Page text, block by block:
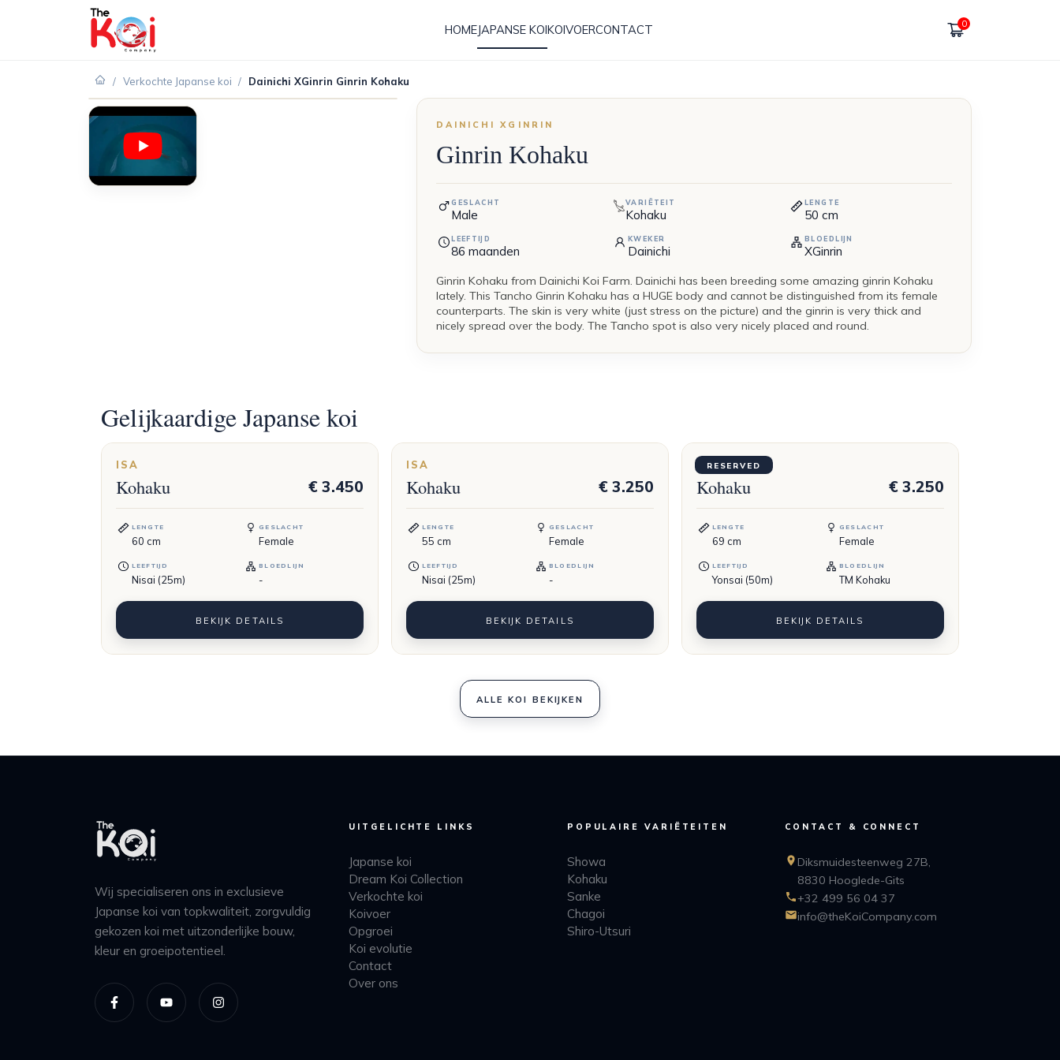
HOMEJAPANSE KOIKOIVOERCONTACT 0
/ Verkochte Japanse koi / Dainichi XGinrin Ginrin Kohaku
DAINICHI XGINRIN
Ginrin Kohaku
GESLACHT
Male
VARIËTEIT
Kohaku
LENGTE
50 cm
LEEFTIJD
86 maanden
KWEKER
Dainichi
BLOEDLIJN
XGinrin
Ginrin Kohaku from Dainichi Koi Farm. Dainichi has been breeding some amazing ginrin Kohaku
lately. This Tancho Ginrin Kohaku has a HUGE body and cannot be distinguished from its female
counterparts. The skin is very white (just stress on the picture) and the ginrin is very thick and
nicely spread over the body. The Tancho spot is also very nicely placed and round.
Gelijkaardige Japanse koi
ISA
Kohaku € 3.450
LENGTE
60 cm
GESLACHT
Female
LEEFTIJD
Nisai (25m)
BLOEDLIJN
-
BEKIJK DETAILS
ISA
Kohaku € 3.250
LENGTE
55 cm
GESLACHT
Female
LEEFTIJD
Nisai (25m)
BLOEDLIJN
-
BEKIJK DETAILS
RESERVED
MOMOTARO
Kohaku € 3.250
LENGTE
69 cm
GESLACHT
Female
LEEFTIJD
Yonsai (50m)
BLOEDLIJN
TM Kohaku
BEKIJK DETAILS
ALLE KOI BEKIJKEN
Wij specialiseren ons in exclusieve
Japanse koi van topkwaliteit, zorgvuldig
gekozen koi met uitzonderlijke bouw,
kleur en groeipotentieel.
UITGELICHTE LINKS
Japanse koi
Dream Koi Collection
Verkochte koi
Koivoer
Opgroei
Koi evolutie
Contact
Over ons
POPULAIRE VARIËTEITEN
Showa
Kohaku
Sanke
Chagoi
Shiro-Utsuri
CONTACT & CONNECT
Diksmuidesteenweg 27B,
8830 Hooglede-Gits
+32 499 56 04 37
info@theKoiCompany.com